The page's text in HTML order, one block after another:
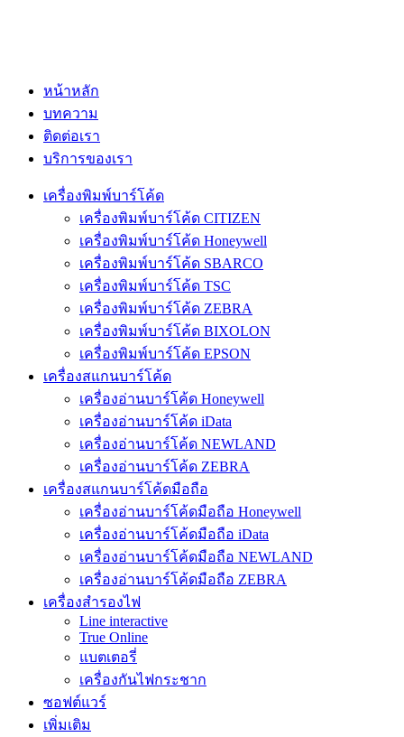
หน้าหลัก
บทความ
ติดต่อเรา
บริการของเรา
เครื่องพิมพ์บาร์โค้ด
เครื่องพิมพ์บาร์โค้ด CITIZEN
เครื่องพิมพ์บาร์โค้ด Honeywell
เครื่องพิมพ์บาร์โค้ด SBARCO
เครื่องพิมพ์บาร์โค้ด TSC
เครื่องพิมพ์บาร์โค้ด ZEBRA
เครื่องพิมพ์บาร์โค้ด BIXOLON
เครื่องพิมพ์บาร์โค้ด EPSON
เครื่องสแกนบาร์โค้ด
เครื่องอ่านบาร์โค้ด Honeywell
เครื่องอ่านบาร์โค้ด iData
เครื่องอ่านบาร์โค้ด NEWLAND
เครื่องอ่านบาร์โค้ด ZEBRA
เครื่องสแกนบาร์โค้ดมือถือ
เครื่องอ่านบาร์โค้ดมือถือ Honeywell
เครื่องอ่านบาร์โค้ดมือถือ iData
เครื่องอ่านบาร์โค้ดมือถือ NEWLAND
เครื่องอ่านบาร์โค้ดมือถือ ZEBRA
เครื่องสำรองไฟ
Line interactive
True Online
แบตเตอรี่
เครื่องกันไฟกระชาก
ซอฟต์แวร์
เพิ่มเติม